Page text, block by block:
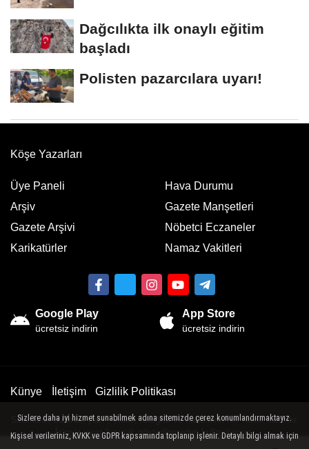
Dağcılıkta ilk onaylı eğitim
başladı
Polisten pazarcılara uyarı!
Köşe Yazarları
Üye Paneli
Arşiv
Gazete Arşivi
Karikatürler
Hava Durumu
Gazete Manşetleri
Nöbetci Eczaneler
Namaz Vakitleri
Google Play
ücretsiz indirin
App Store
ücretsiz indirin
Künye İletişim Gizlilik Politikası
Sitemizde bulunan yazı , video, fotoğraf ve haberlerin her hakkı saklıdır.
İzinsiz veya kaynak gösterilemeden kullanılamaz.
Sizlere daha iyi hizmet sunabilmek adına sitemizde çerez konumlandırmaktayız.
Kişisel verileriniz, KVKK ve GDPR kapsamında toplanıp işlenir. Detaylı bilgi almak için